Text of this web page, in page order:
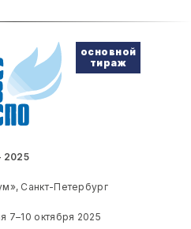
7–10 октября 2025
Санкт-Петербург
2025
основной
тираж